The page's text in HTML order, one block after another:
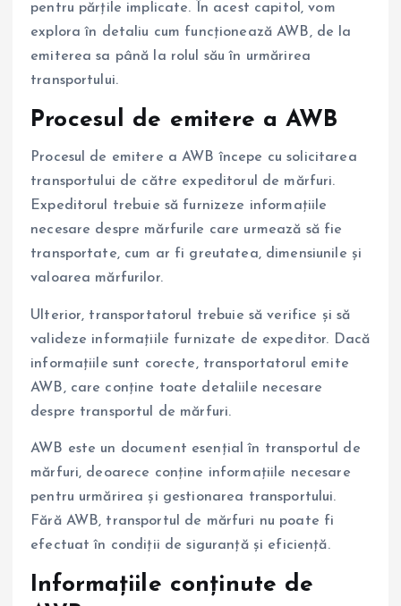
pentru părțile implicate. În acest capitol, vom
explora în detaliu cum funcționează AWB, de la
emiterea sa până la rolul său în urmărirea
transportului.
Procesul de emitere a AWB
Procesul de emitere a AWB începe cu solicitarea
transportului de către expeditorul de mărfuri.
Expeditorul trebuie să furnizeze informațiile
necesare despre mărfurile care urmează să fie
transportate, cum ar fi greutatea, dimensiunile și
valoarea mărfurilor.
Ulterior, transportatorul trebuie să verifice și să
valideze informațiile furnizate de expeditor. Dacă
informațiile sunt corecte, transportatorul emite
AWB, care conține toate detaliile necesare
despre transportul de mărfuri.
AWB este un document esențial în transportul de
mărfuri, deoarece conține informațiile necesare
pentru urmărirea și gestionarea transportului.
Fără AWB, transportul de mărfuri nu poate fi
efectuat în condiții de siguranță și eficiență.
Informațiile conținute de